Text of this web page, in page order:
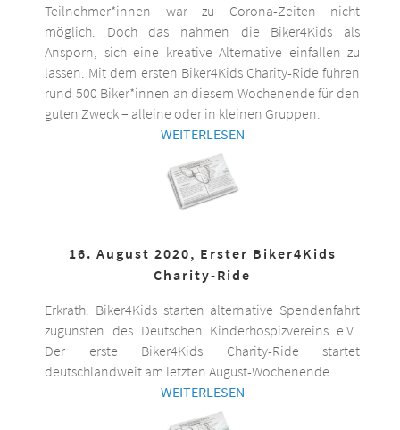
Teilnehmer*innen war zu Corona-Zeiten nicht
möglich. Doch das nahmen die Biker4Kids als
Ansporn, sich eine kreative Alternative einfallen zu
lassen. Mit dem ersten Biker4Kids Charity-Ride fuhren
rund 500 Biker*innen an diesem Wochenende für den
guten Zweck – alleine oder in kleinen Gruppen.
WEITERLESEN
16. August 2020, Erster Biker4Kids
Charity-Ride
Erkrath. Biker4Kids starten alternative Spendenfahrt
zugunsten des Deutschen Kinderhospizvereins e.V..
Der erste Biker4Kids Charity-Ride startet
deutschlandweit am letzten August-Wochenende.
WEITERLESEN